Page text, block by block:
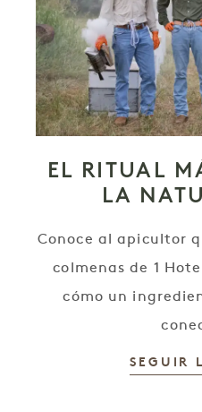
EL RITUAL
LA
Conoce al apicultor
colmenas de 1
cómo un
SEGUIR